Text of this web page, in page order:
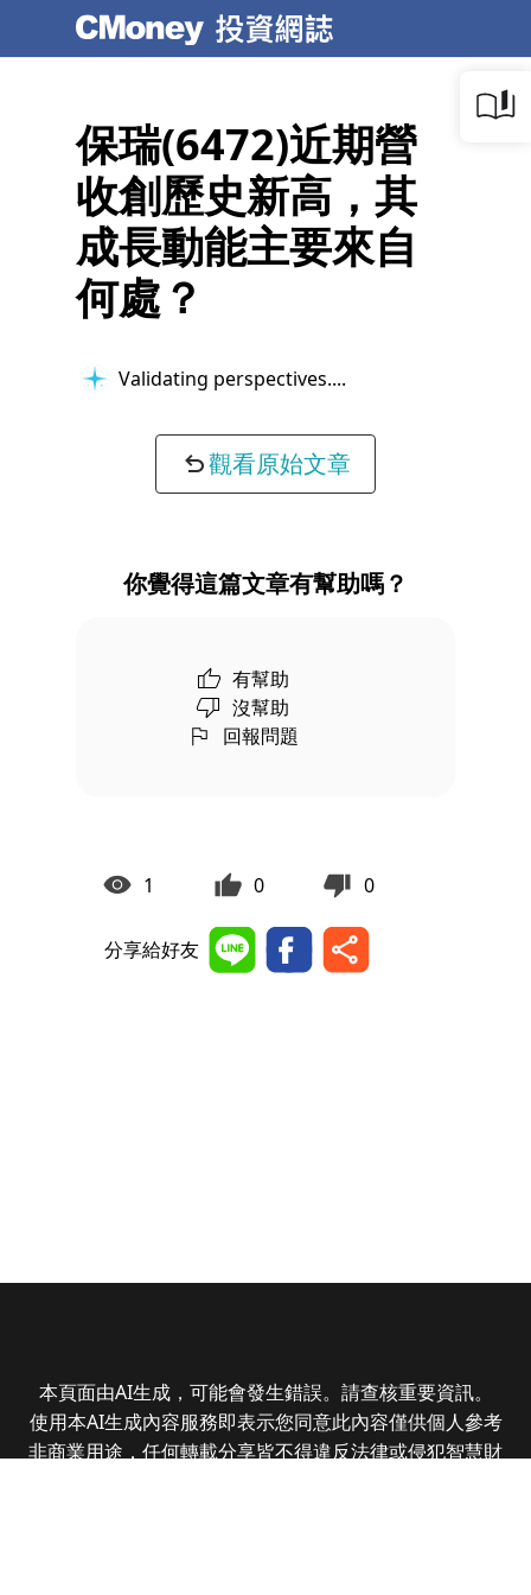
保瑞(6472)近期營
收創歷史新高，其
成長動能主要來自
何處？
Validating perspectives...
觀看原始文章
你覺得這篇文章有幫助嗎？
有幫助
沒幫助
回報問題
1 0 0
分享給好友
本頁面由AI生成，可能會發生錯誤。請查核重要資訊。
使用本AI生成內容服務即表示您同意此內容僅供個人參考
非商業用途，任何轉載分享皆不得違反法律或侵犯智慧財